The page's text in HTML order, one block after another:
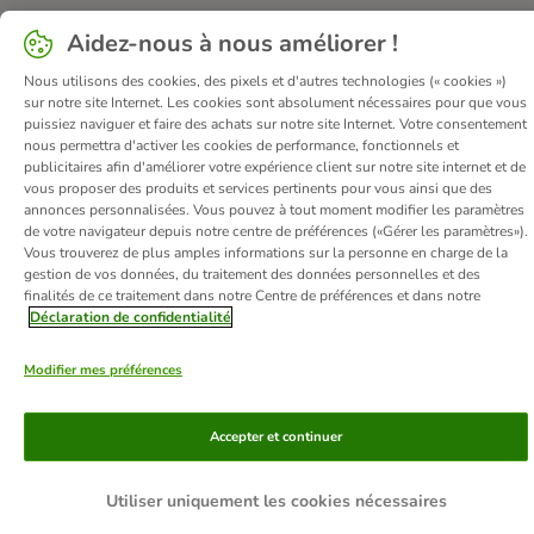
Qui sommes-nous ? Emplois
Corporate website
Mentions légales
Conditions Générales de Vente
DSA
Renoncer au contrat ici
Élimination des déchets
Contact
Frais et délai de livraison
Confidentialité
Moyens de paiement
Virement bancaire
Déclaration d'accessibilité
© zooplus SE2026
Aidez-nous à nous améliorer !
Nous utilisons des cookies, des pixels et d'autres technologies (« cookies »)
sur notre site Internet. Les cookies sont absolument nécessaires pour que vous
puissiez naviguer et faire des achats sur notre site Internet. Votre consentement
nous permettra d'activer les cookies de performance, fonctionnels et
publicitaires afin d'améliorer votre expérience client sur notre site internet et de
vous proposer des produits et services pertinents pour vous ainsi que des
annonces personnalisées. Vous pouvez à tout moment modifier les paramètres
de votre navigateur depuis notre centre de préférences («Gérer les paramètres»).
Vous trouverez de plus amples informations sur la personne en charge de la
gestion de vos données, du traitement des données personnelles et des
finalités de ce traitement dans notre Centre de préférences et dans notre
Déclaration de confidentialité
Modifier mes préférences
Utiliser uniquement les cookies nécessaires
Accepter et continuer